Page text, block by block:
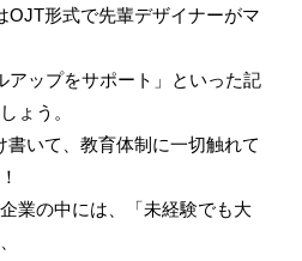
OJT形式で先輩デザイナーがマ
アップをサポート」といった記
ょう。
いて、教育体制に一切触れて
業の中には、「未経験でも大